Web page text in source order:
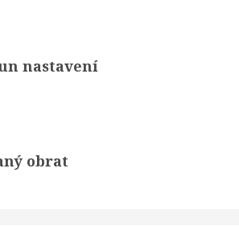
nastavení
obrat